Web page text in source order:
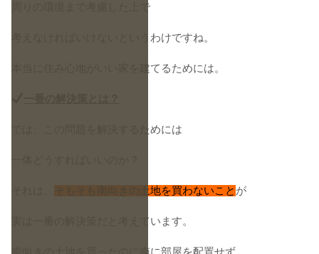
周りの環境まで考慮した上で
考えなければいけないというわけですね。
本当に住み心地がいい家を建てるためには。
では、この問題を解決するためには
そもそも南向きの土地を買わないこと が
実は一番の解決策だと考えています。